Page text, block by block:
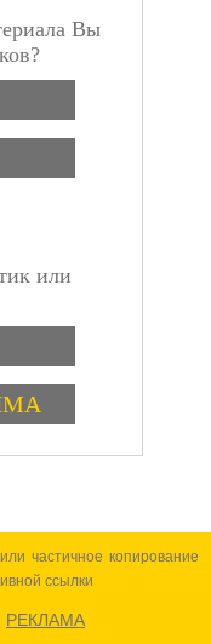
Вы
или
частичное копирование
ссылки
РЕКЛАМА